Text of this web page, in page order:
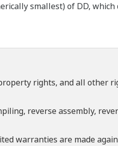
smallest) of DD,
rights, and all other
reverse assembly,
warranties are made